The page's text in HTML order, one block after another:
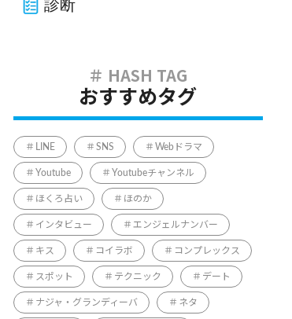
診断
おすすめタグ
LINE SNS Webドラマ
Youtube Youtubeチャンネル
ほくろ占い ほのか
インタビュー エンジェルナンバー
キス コイラボ コンプレックス
スポット テクニック デート
ナジャ・グランディーバ ネタ